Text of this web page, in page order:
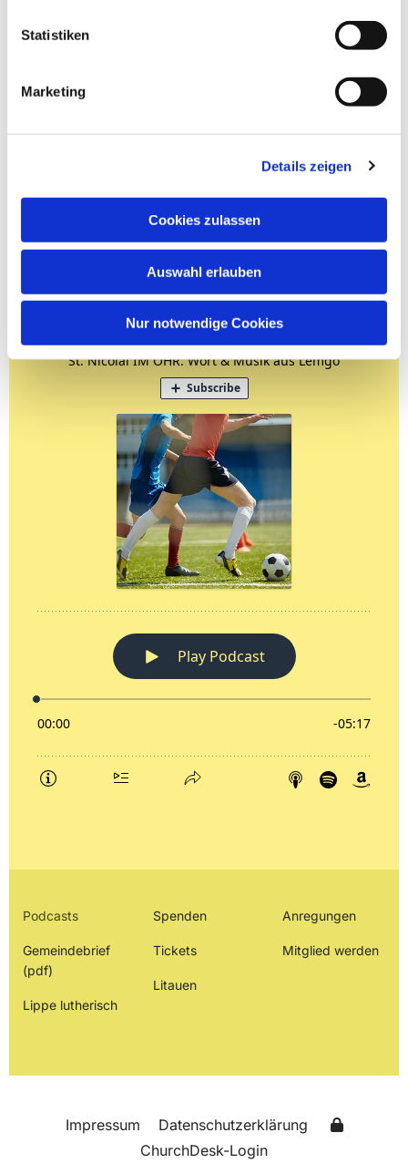
Statistiken
Marketing
Details zeigen
Cookies zulassen
Auswahl erlauben
Nur notwendige Cookies
Podcasts
Gemeindebrief
(pdf)
Lippe lutherisch
Spenden
Tickets
Litauen
Anregungen
Mitglied werden
Impressum
Datenschutzerklärung
ChurchDesk-Login